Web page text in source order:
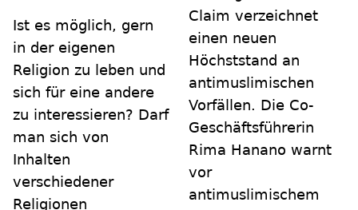
Ist es möglich, gern
in der eigenen
Religion zu leben und
sich für eine andere
zu interessieren? Darf
man sich von
Inhalten
verschiedener
Religionen
Claim verzeichnet
einen neuen
Höchststand an
antimuslimischen
Vorfällen. Die Co-
Geschäftsführerin
Rima Hanano warnt
vor
antimuslimischem